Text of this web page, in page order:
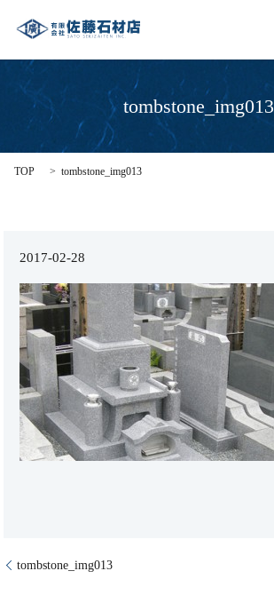
tombstone_img013
TOP tombstone_img013
2017-02-28
tombstone_img013